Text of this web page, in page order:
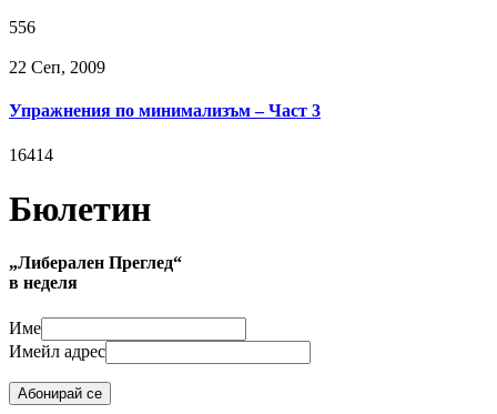
556
22 Сeп, 2009
Упражнения по минимализъм – Част 3
16414
Бюлетин
„Либерален Преглед“
в неделя
Име
Имейл адрес
Абонирай се